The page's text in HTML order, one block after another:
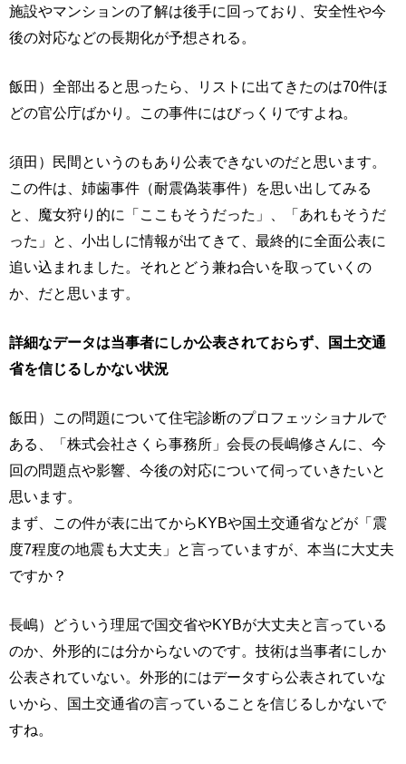
施設やマンションの了解は後手に回っており、安全性や今
後の対応などの長期化が予想される。
飯田）全部出ると思ったら、リストに出てきたのは70件ほ
どの官公庁ばかり。この事件にはびっくりですよね。
須田）民間というのもあり公表できないのだと思います。
この件は、姉歯事件（耐震偽装事件）を思い出してみる
と、魔女狩り的に「ここもそうだった」、「あれもそうだ
った」と、小出しに情報が出てきて、最終的に全面公表に
追い込まれました。それとどう兼ね合いを取っていくの
か、だと思います。
詳細なデータは当事者にしか公表されておらず、国土交通
省を信じるしかない状況
飯田）この問題について住宅診断のプロフェッショナルで
ある、「株式会社さくら事務所」会長の長嶋修さんに、今
回の問題点や影響、今後の対応について伺っていきたいと
思います。
まず、この件が表に出てからKYBや国土交通省などが「震
度7程度の地震も大丈夫」と言っていますが、本当に大丈夫
ですか？
長嶋）どういう理屈で国交省やKYBが大丈夫と言っている
のか、外形的には分からないのです。技術は当事者にしか
公表されていない。外形的にはデータすら公表されていな
いから、国土交通省の言っていることを信じるしかないで
すね。